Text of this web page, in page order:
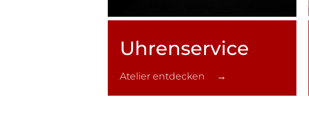
Uhren­service
Atelier entdecken →